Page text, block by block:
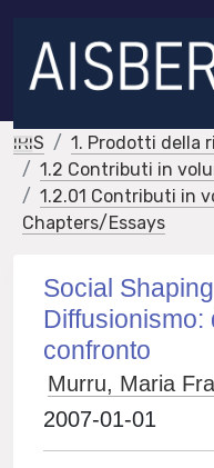
IRIS
1. Prodotti della
1.2 Contributi in
1.2.01 Contributi in
Chapters/Essays
Social
confronto
Murru, Maria
2007-01-01